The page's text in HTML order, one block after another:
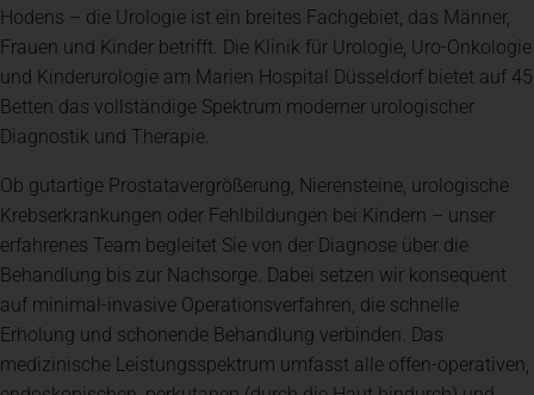
Hodens – die Urologie ist ein breites Fachgebiet, das Männer,
Frauen und Kinder betrifft. Die Klinik für Urologie, Uro-Onkologie
und Kinderurologie am Marien Hospital Düsseldorf bietet auf 45
Betten das vollständige Spektrum moderner urologischer
Diagnostik und Therapie.
Ob gutartige Prostatavergrößerung, Nierensteine, urologische
Krebserkrankungen oder Fehlbildungen bei Kindern – unser
erfahrenes Team begleitet Sie von der Diagnose über die
Behandlung bis zur Nachsorge. Dabei setzen wir konsequent
auf minimal-invasive Operationsverfahren, die schnelle
Erholung und schonende Behandlung verbinden. Das
medizinische Leistungsspektrum umfasst alle offen-operativen,